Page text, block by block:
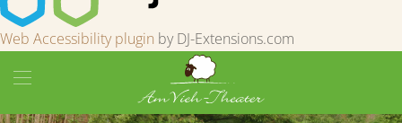
Web Accessibility plugin by DJ-Extensions.com